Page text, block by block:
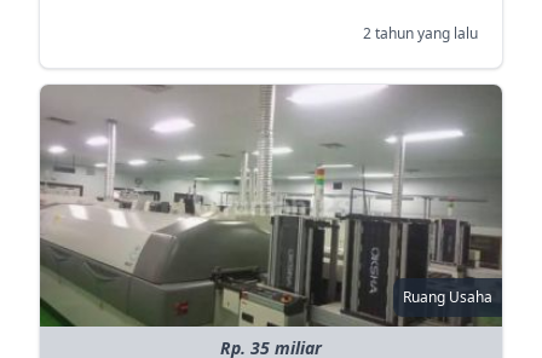
2 tahun yang lalu
Ruang Usaha
Rp. 35 miliar